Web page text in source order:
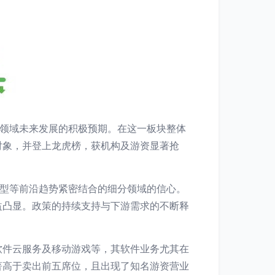
域未来发展的积极预期。在这一板块整体
，并登上龙虎榜，获机构及游资显著抢
前沿趋势紧密结合的细分领域的信心。
显。政策的持续支持与下游需求的不断释
云服务及移动游戏等，其软件业务尤其在
于卖出前五席位，且出现了知名游资营业